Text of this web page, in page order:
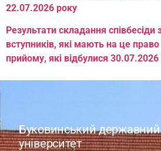
22.07.2026 року
Результати складання
вступників, які мають на це
прийому, які відбулися 30.07.2026
Буковинський
університет